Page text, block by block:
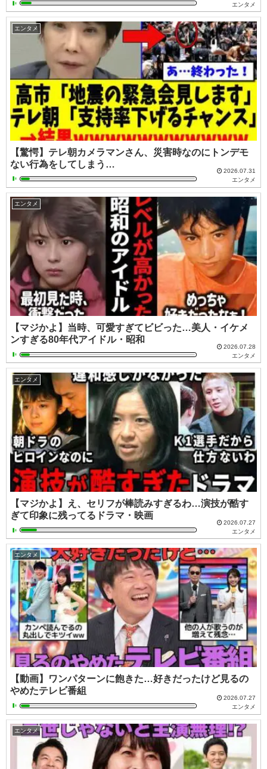
エンタメ
エンタメ
【驚愕】テレ朝カメラマンさん、災害時なのにトンデモ
ない行為をしてしまう…
2026.07.31
エンタメ
エンタメ
【マジかよ】当時、可愛すぎてビビった…美人・イケメ
ンすぎる80年代アイドル・昭和
2026.07.28
エンタメ
エンタメ
【マジかよ】え、セリフが棒読みすぎるわ…演技が酷す
ぎて印象に残ってるドラマ・映画
2026.07.27
エンタメ
エンタメ
【動画】ワンパターンに飽きた…好きだったけど見るの
やめたテレビ番組
2026.07.27
エンタメ
エンタメ